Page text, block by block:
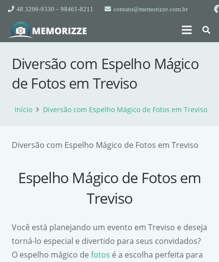
48 3206-9330 – 98461-8211 contato@memorizze.com.br
Diversão com Espelho Mágico
de Fotos em Treviso
Início Diversão com Espelho Mágico de Fotos em Treviso
Diversão com Espelho Mágico de Fotos em Treviso
Espelho Mágico de Fotos em
Treviso
Você está planejando um evento em Treviso e deseja
torná-lo especial e divertido para seus convidados?
O espelho mágico de fotos é a escolha perfeita para